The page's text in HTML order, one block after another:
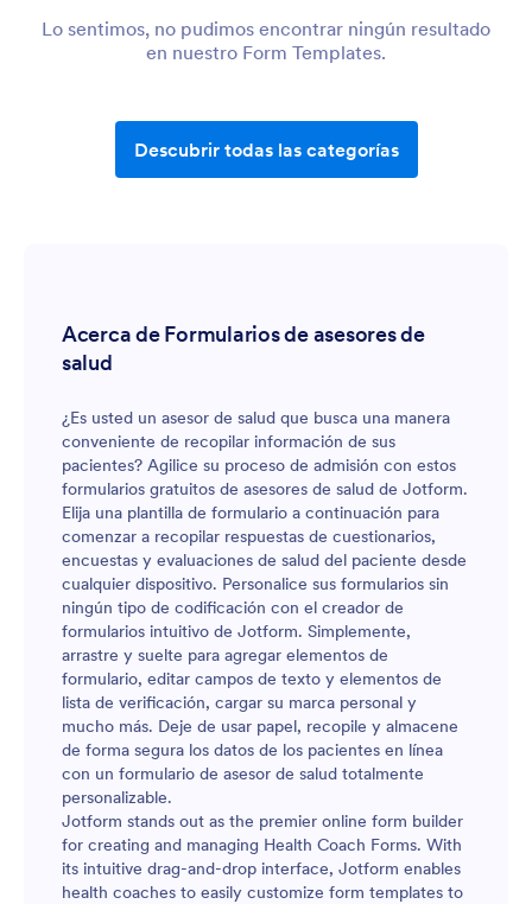
Lo sentimos, no pudimos encontrar ningún resultado
en nuestro Form Templates.
Descubrir todas las categorías
Acerca de Formularios de asesores de
salud
¿Es usted un asesor de salud que busca una manera
conveniente de recopilar información de sus
pacientes? Agilice su proceso de admisión con estos
formularios gratuitos de asesores de salud de Jotform.
Elija una plantilla de formulario a continuación para
comenzar a recopilar respuestas de cuestionarios,
encuestas y evaluaciones de salud del paciente desde
cualquier dispositivo. Personalice sus formularios sin
ningún tipo de codificación con el creador de
formularios intuitivo de Jotform. Simplemente,
arrastre y suelte para agregar elementos de
formulario, editar campos de texto y elementos de
lista de verificación, cargar su marca personal y
mucho más. Deje de usar papel, recopile y almacene
de forma segura los datos de los pacientes en línea
con un formulario de asesor de salud totalmente
personalizable.
Jotform stands out as the premier online form builder
for creating and managing Health Coach Forms. With
its intuitive drag-and-drop interface, Jotform enables
health coaches to easily customize form templates to